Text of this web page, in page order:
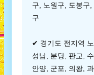
구, 노원구, 도봉구
구
✔ 경기도 전지역
성남, 분당, 판교,
안양, 군포, 의왕,